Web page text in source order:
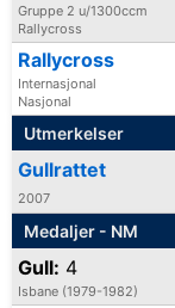
Gruppe 2 u/1300ccm
Rallycross
Rallycross
Internasjonal
Nasjonal
Utmerkelser
Gullrattet
2007
Medaljer - NM
Gull: 4
Isbane (1979-1982)